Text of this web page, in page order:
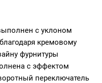
с уклоном
кремовому
фурнитуры
с эффектом
переключатель